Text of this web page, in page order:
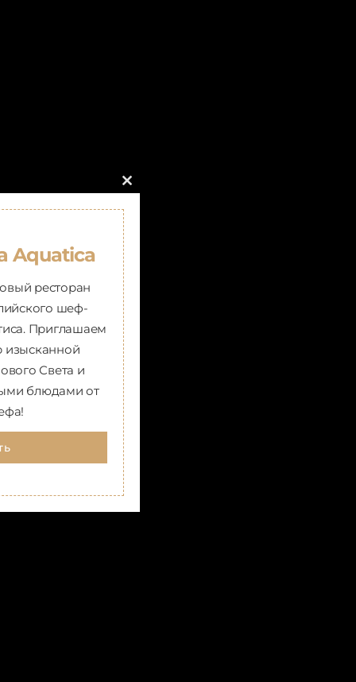
Aquatica
ресторан
шеф-
Приглашаем
изысканной
Света и
блюдами от